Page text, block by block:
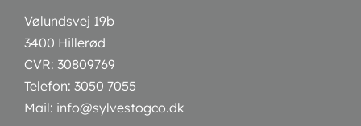
Vølundsvej 19b
3400 Hillerød
CVR: 30809769
Telefon: 3050 7055
Mail: info@sylvestogco.dk